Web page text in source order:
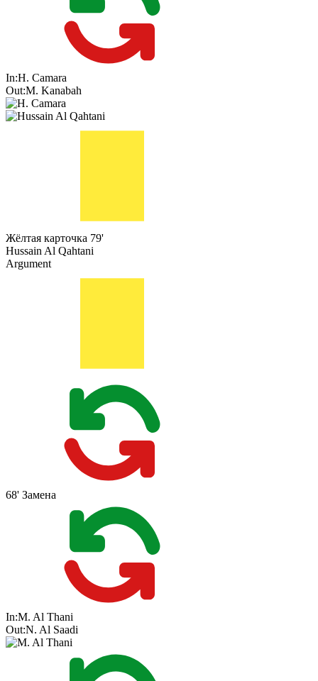
In:H. Camara
Out:M. Kanabah
Жёлтая карточка 79'
Hussain Al Qahtani
Argument
68' Замена
In:M. Al Thani
Out:N. Al Saadi